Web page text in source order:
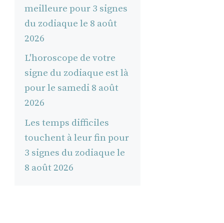
meilleure pour 3 signes
du zodiaque le 8 août
2026
L'horoscope de votre
signe du zodiaque est là
pour le samedi 8 août
2026
Les temps difficiles
touchent à leur fin pour
3 signes du zodiaque le
8 août 2026